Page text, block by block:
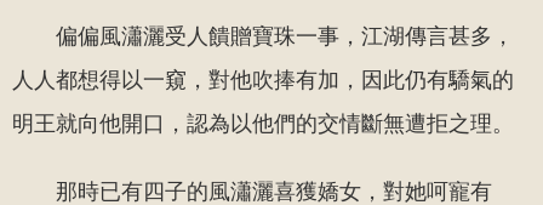
偏偏風瀟灑受人饋贈寶珠一事，江湖傳言甚多，
人人都想得以一窺，對他吹捧有加，因此仍有驕氣的
明王就向他開口，認為以他們的交情斷無遭拒之理。
那時已有四子的風瀟灑喜獲嬌女，對她呵寵有